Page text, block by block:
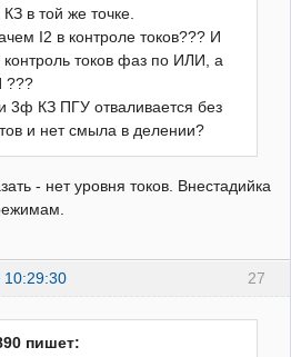
в той же точке.
I2 в контроле токов??? И
контроль токов фаз по ИЛИ, а
???
3ф КЗ ПГУ отваливается без
и нет смыла в делении?
- нет уровня токов. Внестадийка
27
10:29:30
пишет: